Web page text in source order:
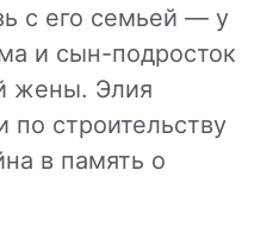
с его семьей — у
и сын-подросток
жены. Элия
по строительству
в память о